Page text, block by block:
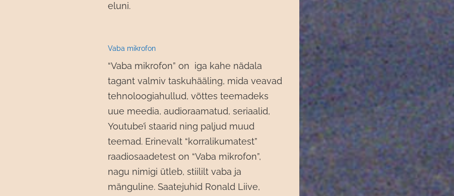
eluni.
Vaba mikrofon
“Vaba mikrofon” on iga kahe nädala
tagant valmiv taskuhääling, mida veavad
tehnoloogiahullud, võttes teemadeks
uue meedia, audioraamatud, seriaalid,
Youtube’i staarid ning paljud muud
teemad. Erinevalt “korralikumatest”
raadiosaadetest on “Vaba mikrofon”,
nagu nimigi ütleb, stiililt vaba ja
mänguline. Saatejuhid Ronald Liive,